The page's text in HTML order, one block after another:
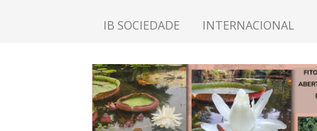
IB SOCIEDADE INTERNACIONAL